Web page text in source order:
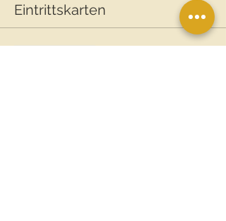
Eintrittskarten